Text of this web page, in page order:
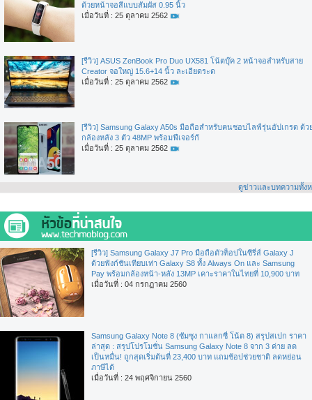
ด้วยหน้าจอสีแบบสัมผัส 0.95 นิ้ว
เมื่อวันที่ : 25 ตุลาคม 2562
[รีวิว] ASUS ZenBook Pro Duo UX581 โน้ตบุ๊ค 2 หน้าจอสำหรับสาย
Creator จอใหญ่ 15.6+14 นิ้ว ละเอียดระด
เมื่อวันที่ : 25 ตุลาคม 2562
[รีวิว] Samsung Galaxy A50s มือถือสำหรับคนชอบไลฟ์รุ่นอัปเกรด ด้ว
กล้องหลัง 3 ตัว 48MP พร้อมฟีเจอร์กั
เมื่อวันที่ : 25 ตุลาคม 2562
ดูข่าวและบทความทั้ง
[รีวิว] Samsung Galaxy J7 Pro มือถือตัวท็อปในซีรี่ส์ Galaxy J
ด้วยฟังก์ชันเทียบเท่า Galaxy S8 ทั้ง Always On และ Samsung
Pay พร้อมกล้องหน้า-หลัง 13MP เคาะราคาในไทยที่ 10,900 บาท
เมื่อวันที่ : 04 กรกฏาคม 2560
Samsung Galaxy Note 8 (ซัมซุง กาแลกซี่ โน้ต 8) สรุปสเปก ราคา
ล่าสุด : สรุปโปรโมชั่น Samsung Galaxy Note 8 จาก 3 ค่าย ลด
เป็นหมื่น! ถูกสุดเริ่มต้นที่ 23,400 บาท แถมช้อปช่วยชาติ ลดหย่อน
ภาษีได้
เมื่อวันที่ : 24 พฤศจิกายน 2560